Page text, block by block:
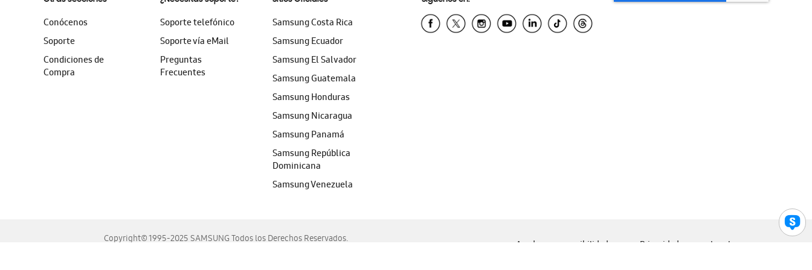
Conócenos
Soporte
Condiciones de
Compra
Soporte telefónico
Soporte vía eMail
Preguntas
Frecuentes
Samsung Costa Rica
Samsung Ecuador
Samsung El Salvador
Samsung Guatemala
Samsung Honduras
Samsung Nicaragua
Samsung Panamá
Samsung República
Dominicana
Samsung Venezuela
Copyright© 1995-2025 SAMSUNG Todos los Derechos Reservados.
Ayuda para accesibilidad Privacidad Legal